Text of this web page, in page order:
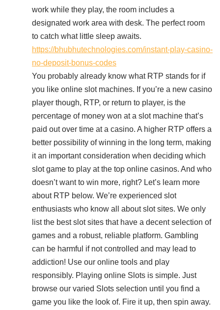
work while they play, the room includes a
designated work area with desk. The perfect room
to catch what little sleep awaits.
https://bhubhutechnologies.com/instant-play-casino-
no-deposit-bonus-codes
You probably already know what RTP stands for if
you like online slot machines. If you’re a new casino
player though, RTP, or return to player, is the
percentage of money won at a slot machine that’s
paid out over time at a casino. A higher RTP offers a
better possibility of winning in the long term, making
it an important consideration when deciding which
slot game to play at the top online casinos. And who
doesn’t want to win more, right? Let’s learn more
about RTP below. We’re experienced slot
enthusiasts who know all about slot sites. We only
list the best slot sites that have a decent selection of
games and a robust, reliable platform. Gambling
can be harmful if not controlled and may lead to
addiction! Use our online tools and play
responsibly. Playing online Slots is simple. Just
browse our varied Slots selection until you find a
game you like the look of. Fire it up, then spin away.